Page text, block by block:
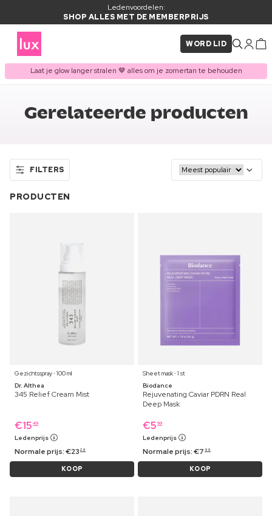
Ledenvoordelen:
SHOP ALLES MET DE MEMBERPRIJS
WORD LID
Laat je glow langer stralen 🤎 alles om je zomertan te behouden
Gerelateerde producten
FILTERS
PRODUCTEN
Gezichtsspray ⋅ 100 ml
Dr. Althea
345 Relief Cream Mist
€15 49
Ledenprijs
Normale prijs:€23 29
KOOP
Sheet mask ⋅ 1 st
Biodance
Rejuvenating Caviar PDRN Real
Deep Mask
€5 99
Ledenprijs
Normale prijs:€7 99
KOOP